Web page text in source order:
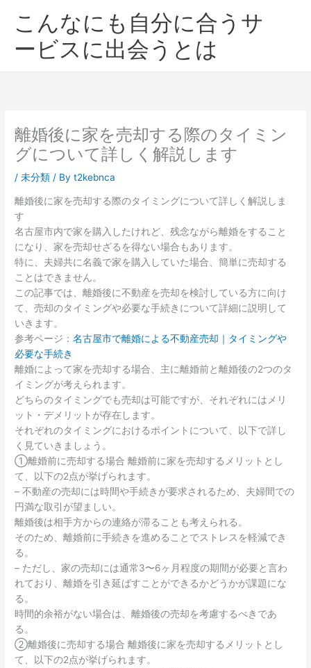
こんなにも自分に合うサ
ービスに出会うとは
離婚後に家を売却する際のタイミン
グについて詳しく解説します
/未分類 / Byt2kebnca
離婚後に家を売却する際のタイミングについて詳しく解説しま
す
名古屋市内で家を購入したけれど、残念ながら離婚をすること
になり、家を売却せざるを得ない場合もあります。
特に、夫婦共に名義で家を購入していた場合、簡単に売却する
ことはできません。
この記事では、離婚後に不動産を売却を検討している方に向け
て、売却のタイミングや必要な手続きについて詳細に説明して
いきます。
参考ページ：名古屋市で離婚による不動産売却｜タイミングや
必要な手続き
離婚によって家を売却する場合、主に離婚前と離婚後の2つのタ
イミングが考えられます。
どちらのタイミングでも売却は可能ですが、それぞれにはメリ
ット・デメリットが存在します。
それぞれのタイミングにおけるポイントについて、以下で詳し
く見ていきましょう。
①離婚前に売却する場合 離婚前に家を売却するメリットとし
て、以下の2点が挙げられます。
– 不動産の売却には時間や手続きが要求されるため、夫婦間での
円満な取引が望ましい。
離婚後は相手方からの連絡が滞ることも考えられる。
そのため、離婚前に手続きを進めることでストレスを軽減でき
る。
– ただし、家の売却には通常3〜6ヶ月程度の期間が必要と言わ
れており、離婚を引き延ばすことができるかどうかが課題にな
る。
時間的余裕がない場合は、離婚後の売却を考慮するべきであ
る。
②離婚後に売却する場合 離婚後に家を売却するメリットとし
て、以下の2点が挙げられます。